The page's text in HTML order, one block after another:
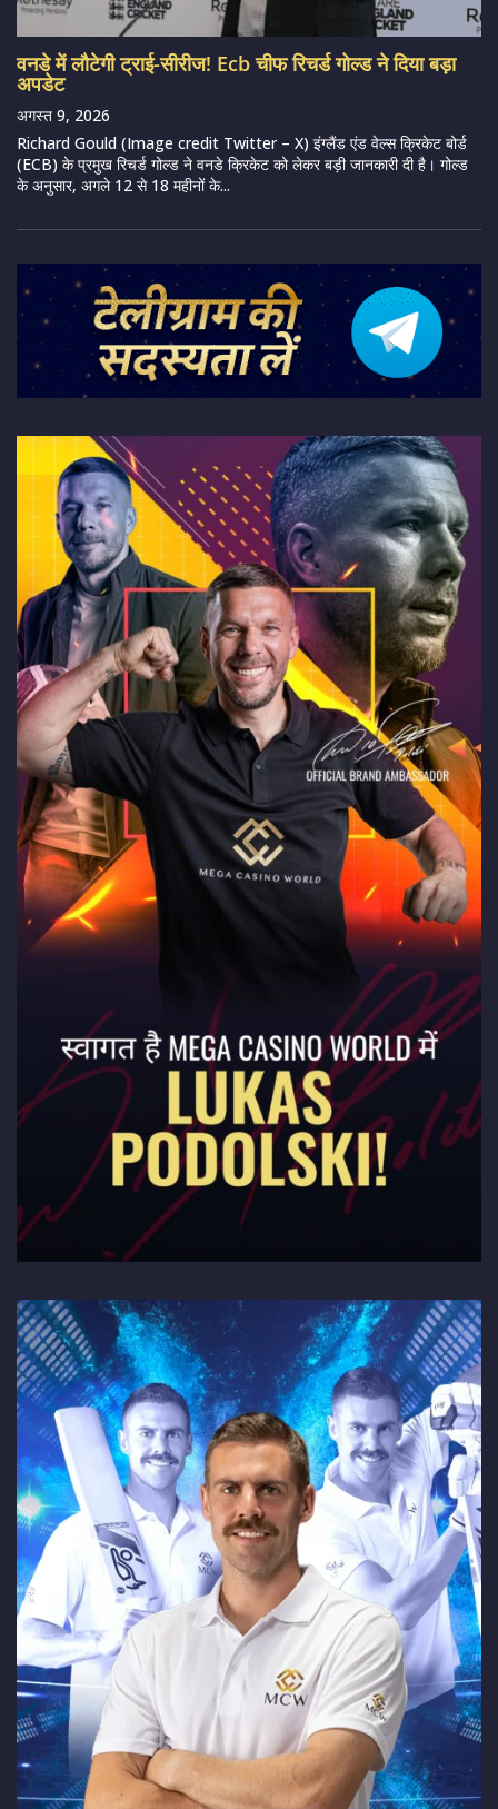
वनडे में लौटेगी ट्राई-सीरीज! Ecb चीफ रिचर्ड गोल्ड ने दिया बड़ा
अपडेट
अगस्त 9, 2026
Richard Gould (Image credit Twitter – X) इंग्लैंड एंड वेल्स क्रिकेट बोर्ड
(ECB) के प्रमुख रिचर्ड गोल्ड ने वनडे क्रिकेट को लेकर बड़ी जानकारी दी है। गोल्ड
के अनुसार, अगले 12 से 18 महीनों के...